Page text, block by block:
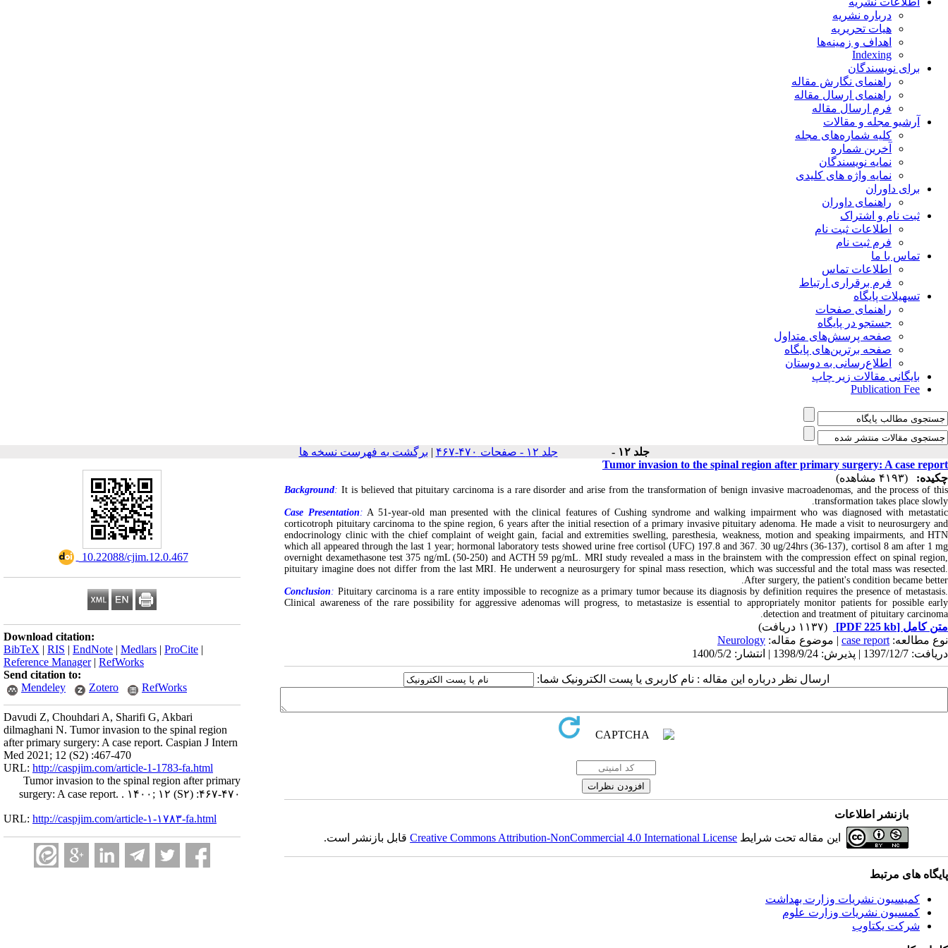
درباره نشریه
هیات تحریریه
اهداف و زمینه‌ها
Indexing
برای نویسندگان
راهنمای نگارش مقاله
راهنمای ارسال مقاله
فرم ارسال مقاله
آرشیو مجله و مقالات
کلیه شماره‌های مجله
آخرین شماره
نمایه نویسندگان
نمایه واژه های کلیدی
برای داوران
راهنمای داوران
ثبت نام و اشتراک
اطلاعات ثبت نام
فرم ثبت نام
تماس با ما
اطلاعات تماس
فرم برقراری ارتباط
تسهیلات پایگاه
راهنمای صفحات
جستجو در پایگاه
صفحه پرسش‌های متداول
صفحه برترین‌های پایگاه
اطلاع‌رسانی به دوستان
بایگانی مقالات زیر چاپ
Publication Fee
جلد ۱۲ - جلد ۱۲ - صفحات ۴۷۰-۴۶۷ | برگشت به فهرست نسخه ها
‎ 10.22088/cjim.12.0.467
Download citation:
BibTeX | RIS | EndNote | Medlars | ProCite |
Reference Manager| RefWorks
Send citation to:
Mendeley
Zotero RefWorks
Davudi Z, Chouhdari A, Sharifi G, Akbari
dilmaghani N. Tumor invasion to the spinal region
after primary surgery: A case report. Caspian J Intern
Med 2021; 12 (S2) :467-470
URL: http://caspjim.com/article-1-1783-fa.html
Tumor invasion to the spinal region after primary
surgery: A case report. . ۱۴۰۰; ۱۲ (S۲) :۴۶۷-۴۷۰
URL: http://caspjim.com/article-۱-۱۷۸۳-fa.html
Tumor invasion to the spinal region after primary surgery: A case report
چکیده:
(۴۱۹۳ مشاهده)
Background: It is believed that pituitary carcinoma is a rare disorder and arise from the transformation of benign invasive macroadenomas, and the process of this
transformation takes place slowly.
Case Presentation: A 51-year-old man presented with the clinical features of Cushing syndrome and walking impairment who was diagnosed with metastatic
corticotroph pituitary carcinoma to the spine region, 6 years after the initial resection of a primary invasive pituitary adenoma. He made a visit to neurosurgery and
endocrinology clinic with the chief complaint of weight gain, facial and extremities swelling, paresthesia, weakness, motion and speaking impairments, and HTN
which all appeared through the last 1 year; hormonal laboratory tests showed urine free cortisol (UFC) 197.8 and 367. 30 ug/24hrs (36-137), cortisol 8 am after 1 mg
overnight dexamethasone test 375 ng/mL (50-250) and ACTH 59 pg/mL. MRI study revealed a mass in the brainstem with the compression effect on spinal region,
pituitary imagine does not differ from the last MRI. He underwent a neurosurgery for spinal mass resection, which was successful and the total mass was resected.
After surgery, the patient's condition became better.
Conclusion: Pituitary carcinoma is a rare entity impossible to recognize as a primary tumor because its diagnosis by definition requires the presence of metastasis.
Clinical awareness of the rare possibility for aggressive adenomas will progress, to metastasize is essential to appropriately monitor patients for possible early
detection and treatment of pituitary carcinoma.
متن کامل [PDF 225 kb]
(۱۱۳۷ دریافت)
نوع مطالعه: case report | موضوع مقاله: Neurology
دریافت: 1397/12/7 | پذیرش: 1398/9/24 | انتشار: 1400/5/2
ارسال نظر درباره این مقاله : نام کاربری یا پست الکترونیک شما:
بازنشر اطلاعات
این مقاله تحت شرایط Creative Commons Attribution-NonCommercial 4.0 International Licenseقابل بازنشر است.
پایگاه های مرتبط
کمیسیون نشریات وزارت بهداشت
کمسیون نشریات وزارت علوم
شرکت یکتاوب